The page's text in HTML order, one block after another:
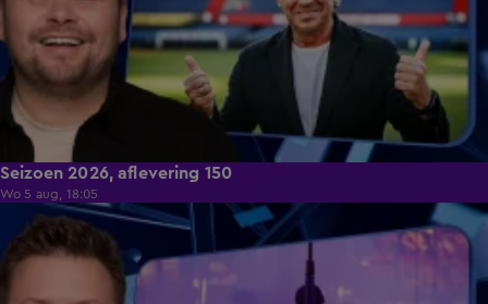
Seizoen 2026, aflevering 150
Wo 5 aug, 18:05
46:22